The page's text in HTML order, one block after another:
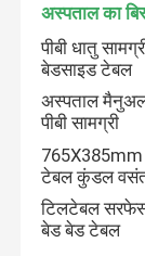
अस्पताल का
पीबी धातु
बेडसाइड टेबल
अस्पताल
पीबी सामग्री
765X385mm
टेबल कुंडल
टिलटेबल सरफेस
बेड बेड टेबल